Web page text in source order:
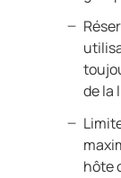
de la
hôte